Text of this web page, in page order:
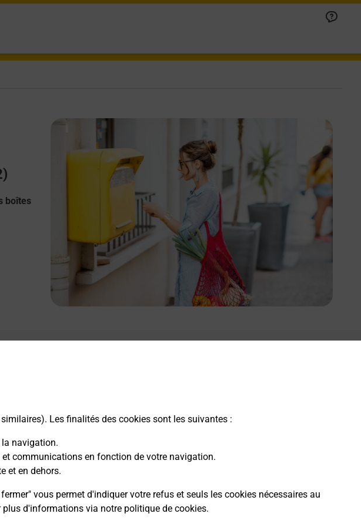
Les finalités des cookies sont les suivantes :
navigation.
communications en fonction de votre navigation.
et en dehors.
vous permet d'indiquer votre refus et seuls les cookies nécessaires au
plus d'informations via notre politique de cookies.
boîtes